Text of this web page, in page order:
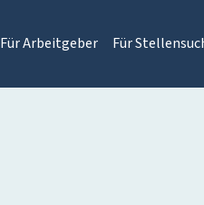
Für Arbeitgeber Für